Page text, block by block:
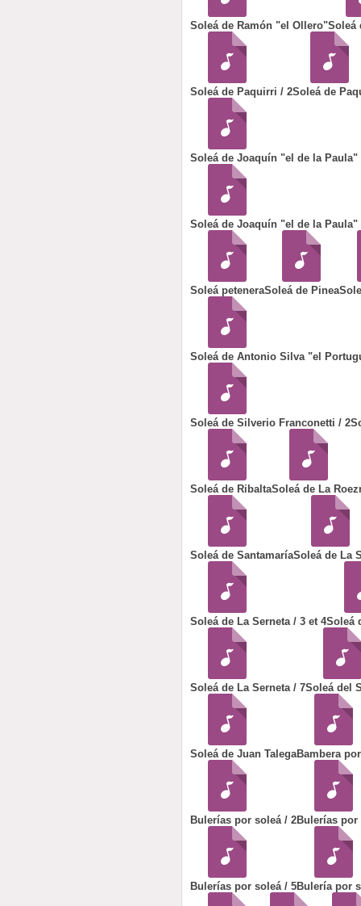
Soleá de Ramón "el Ollero"Soleá
Soleá de Paquirri / 2Soleá de
Soleá de Joaquín "el de la Paula"
Soleá de Joaquín "el de la Paula"
Soleá peteneraSoleá de Pinea
Soleá de Antonio Silva "el
Soleá de Silverio Franconetti / 2
Soleá de RibaltaSoleá de La
Soleá de SantamaríaSoleá de La
Soleá de La Serneta / 3 et 4Soleá
Soleá de La Serneta / 7Soleá del
Soleá de Juan TalegaBambera
Bulerías por soleá / 2Bulerías por
Bulerías por soleá / 5Bulería por